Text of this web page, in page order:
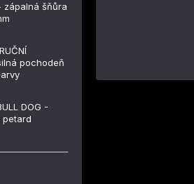
zápalná šňůra
pochodeň
DOG -
petard